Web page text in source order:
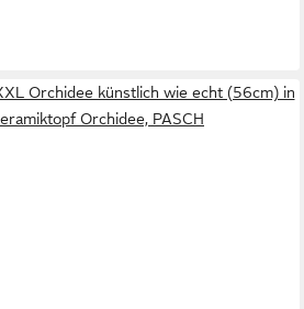
Orchidee künstlich wie echt (56cm) in
Orchidee, PASCH